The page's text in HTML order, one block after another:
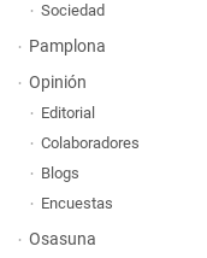
Sociedad
Pamplona
Opinión
Editorial
Colaboradores
Blogs
Encuestas
Osasuna